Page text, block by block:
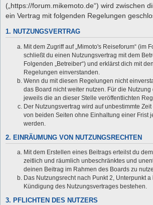
(„https://forum.mikemoto.de“) wird zwischen
ein Vertrag mit folgenden Regelungen
1. NUTZUNGSVERTRAG
Mit dem Zugriff auf „Mimoto's Reiseforum“ (im
schließt du einen Nutzungsvertrag mit dem
Folgenden „Betreiber“) und erklärst dich mit
Regelungen einverstanden.
Wenn du mit diesen Regelungen nicht
das Board nicht weiter nutzen. Für die Nutzung
jeweils die an dieser Stelle veröffentlichten
Der Nutzungsvertrag wird auf unbestimmte
von beiden Seiten ohne Einhaltung einer Frist
werden.
2. EINRÄUMUNG VON NUTZUNGSRECHTEN
Mit dem Erstellen eines Beitrags erteilst du
zeitlich und räumlich unbeschränktes und
deinen Beitrag im Rahmen des Boards zu
Das Nutzungsrecht nach Punkt 2, Unterpunkt
Kündigung des Nutzungsvertrages bestehen.
3. PFLICHTEN DES NUTZERS